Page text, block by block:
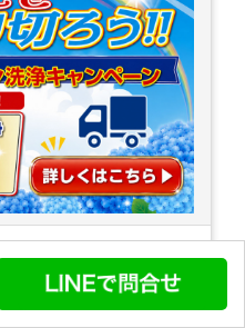
体調管理をしっかり